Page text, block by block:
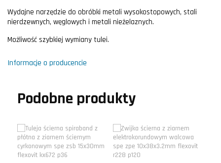
Wydajne narzędzie do obróbki metali wysokostopowych, stali
nierdzewnych, węglowych i metali nieżelaznych.
Możliwość szybkiej wymiany tulei.
Informacje o producencie
Podobne produkty